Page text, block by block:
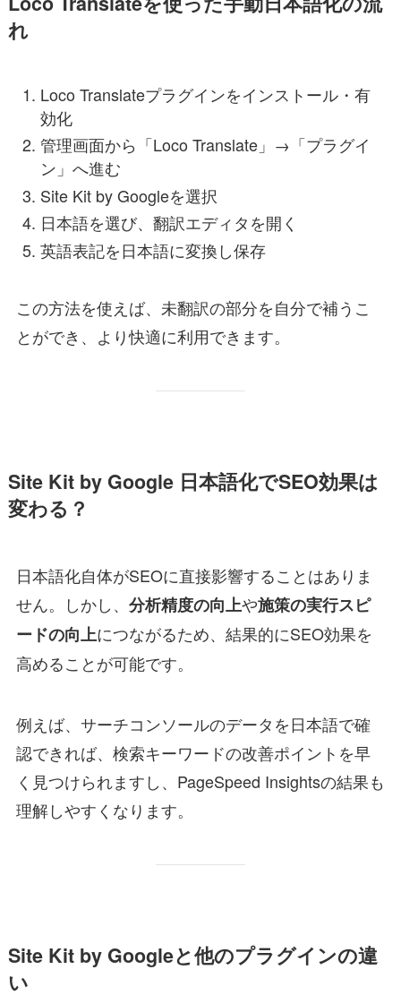
れ
Loco Translateプラグインをインストール・有
効化
管理画面から「Loco Translate」→「プラグイ
ン」へ進む
Site Kit by Googleを選択
日本語を選び、翻訳エディタを開く
英語表記を日本語に変換し保存
この方法を使えば、未翻訳の部分を自分で補うこ
とができ、より快適に利用できます。
Site Kit by Google 日本語化でSEO効果は
変わる？
日本語化自体がSEOに直接影響することはありま
せん。しかし、 分析精度の向上や施策の実行スピ
ードの向上につながるため、結果的にSEO効果を
高めることが可能です。
例えば、サーチコンソールのデータを日本語で確
認できれば、検索キーワードの改善ポイントを早
く見つけられますし、PageSpeed Insightsの結果も
理解しやすくなります。
Site Kit by Googleと他のプラグインの違
い